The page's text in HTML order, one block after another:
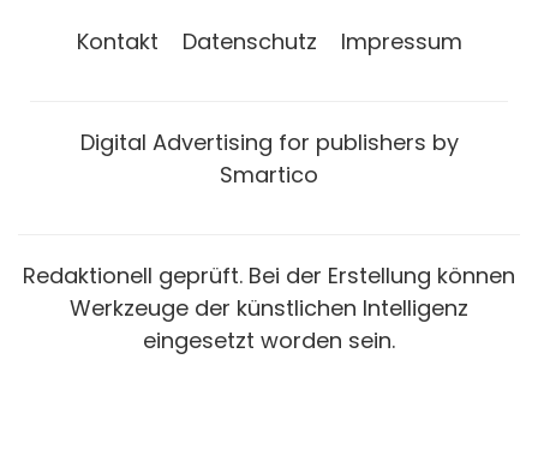
Kontakt Datenschutz Impressum
Digital Advertising for publishers by
Smartico
Redaktionell geprüft. Bei der Erstellung können
Werkzeuge der künstlichen Intelligenz
eingesetzt worden sein.